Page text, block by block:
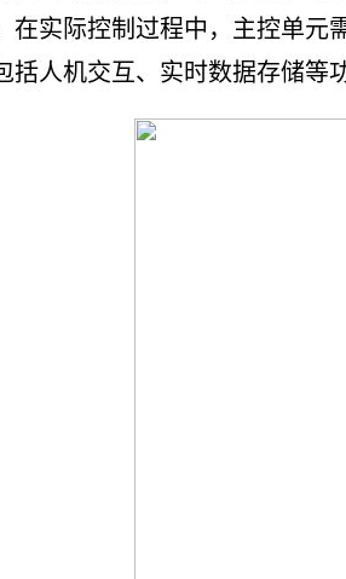
在实际控制过程中，主控单
括人机交互、实时数据存储等